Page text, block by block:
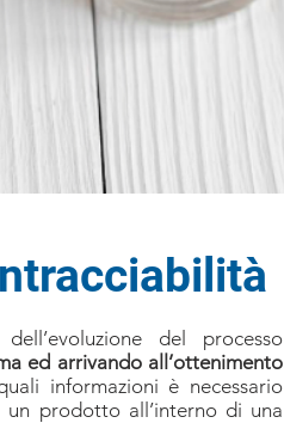
del processo
ed arrivando all’ottenimento
informazioni è necessario
prodotto all’interno di una